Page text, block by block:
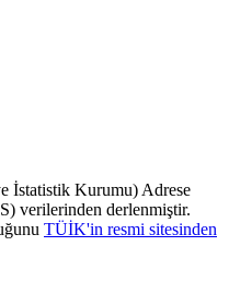
İstatistik Kurumu) Adrese
verilerinden derlenmiştir.
TÜİK'in resmi sitesinden